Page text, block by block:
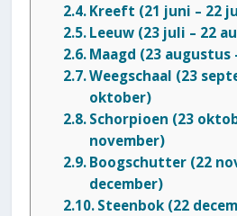
Kreeft (21 juni – 22
Leeuw (23 juli – 22
Maagd (23 augustus
Weegschaal (23
oktober)
Schorpioen (23
november)
Boogschutter (22
december)
Steenbok (22